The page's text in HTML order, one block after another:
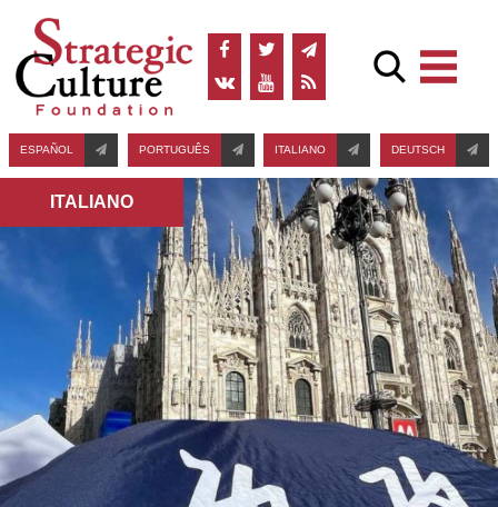
ESPAÑOL PORTUGUÊS ITALIANO DEUTSCH
ITALIANO